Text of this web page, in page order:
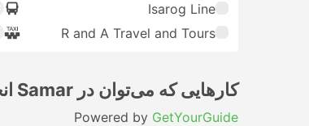
Isarog Line
R and A Travel and Tours
کارهایی که می‌توان در Samar انجام داد
Powered by GetYourGuide